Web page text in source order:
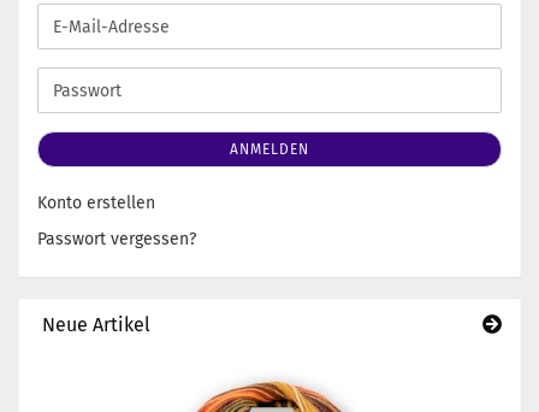
E-
Mail-
Adresse
Passwort
ANMELDEN
Konto erstellen
Passwort vergessen?
Neue Artikel